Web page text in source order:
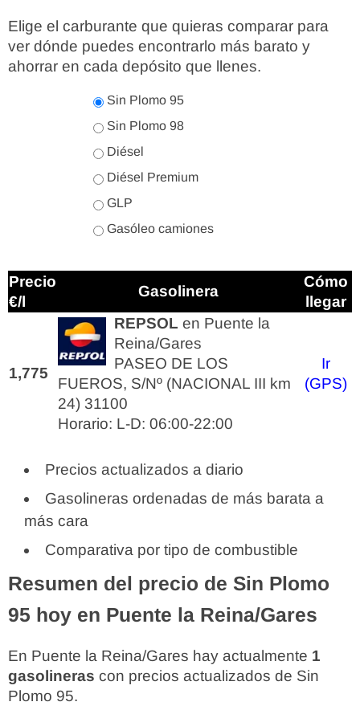
Elige el carburante que quieras comparar para
ver dónde puedes encontrarlo más barato y
ahorrar en cada depósito que llenes.
Sin Plomo 95
Sin Plomo 98
Diésel
Diésel Premium
GLP
Gasóleo camiones
Precio
€/l
Gasolinera
Cómo
llegar
1,775
REPSOL en Puente la
Reina/Gares
PASEO DE LOS
FUEROS, S/Nº (NACIONAL III km
24) 31100
Horario: L-D: 06:00-22:00
Ir
(GPS)
Precios actualizados a diario
Gasolineras ordenadas de más barata a
más cara
Comparativa por tipo de combustible
Resumen del precio de Sin Plomo
95 hoy en Puente la Reina/Gares
En Puente la Reina/Gares hay actualmente 1
gasolineras con precios actualizados de Sin
Plomo 95.